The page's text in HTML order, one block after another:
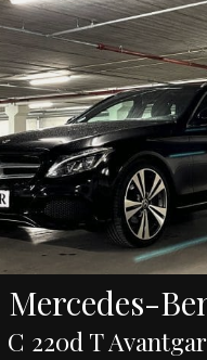
Mercedes-
C 220d T